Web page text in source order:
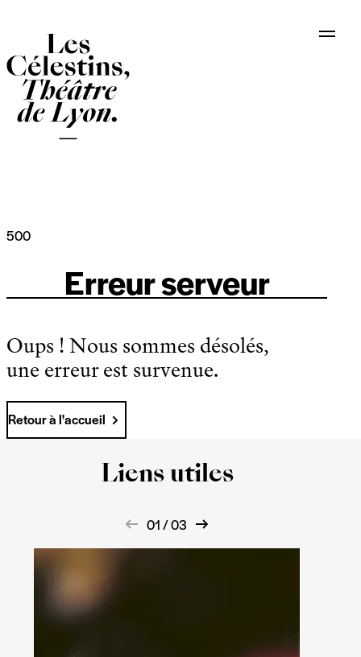
500
Erreur serveur
Oups ! Nous sommes désolés,
une erreur est survenue.
Retour à l'accueil
Liens utiles
01 / 03